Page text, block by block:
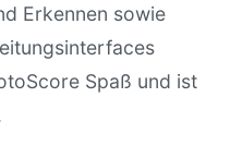
Erkennen sowie
Spaß und ist